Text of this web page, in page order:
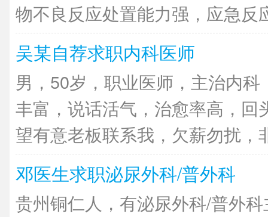
物不良反应处置能力强，应急反
吴某自荐求职内科医师
男，50岁，职业医师，主治内
丰富，说话活气，治愈率高，回
望有意老板联系我，欠薪勿扰，
邓医生求职泌尿外科/普外科
贵州铜仁人，有泌尿外科/普外